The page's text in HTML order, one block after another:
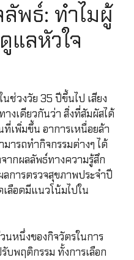
ลัพธ์: ทำไมผู้
แลหัวใจ
ช่วงวัย 35 ปีขึ้นไป เสียง
งเดียวกันว่า สิ่งที่สัมผัสได้
เพิ่มขึ้น อาการเหนื่อยล้า
ารถทำกิจกรรมต่างๆ ได้
ากผลลัพธ์ทางความรู้สึก
การตรวจสุขภาพประจำปี
ลือดมีแนวโน้มไปใน
นหนึ่งของกิจวัตรในการ
พฤติกรรม ทั้งการเลือก